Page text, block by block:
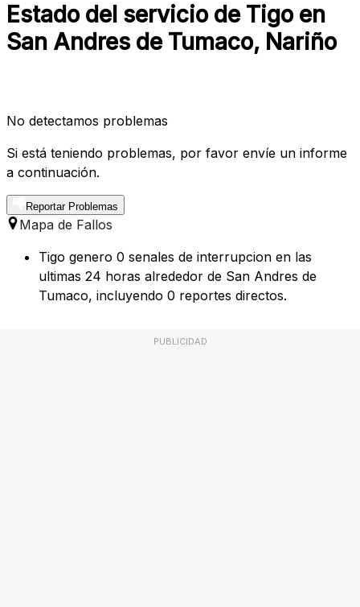
Estado del servicio de Tigo en
San Andres de Tumaco, Nariño
No detectamos problemas
Si está teniendo problemas, por favor envíe un informe
a continuación.
Reportar Problemas
Mapa de Fallos
Tigo genero 0 senales de interrupcion en las
ultimas 24 horas alrededor de San Andres de
Tumaco, incluyendo 0 reportes directos.
PUBLICIDAD